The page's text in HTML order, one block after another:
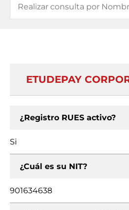
ETUDEPAY
¿Registro RUES activo?
Si
¿Cuál es su NIT?
901634638